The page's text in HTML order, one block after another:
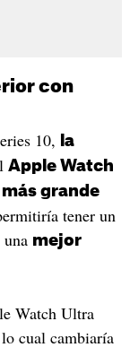
con
10,
la
Apple Watch
grande
tener un
mejor
Watch Ultra
cual cambiaría